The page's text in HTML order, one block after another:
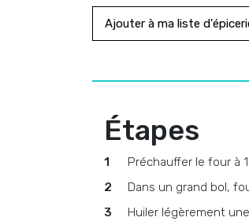
Ajouter à ma liste
Étapes
Préchauffer le four à
Dans un grand bol,
Huiler légèrement